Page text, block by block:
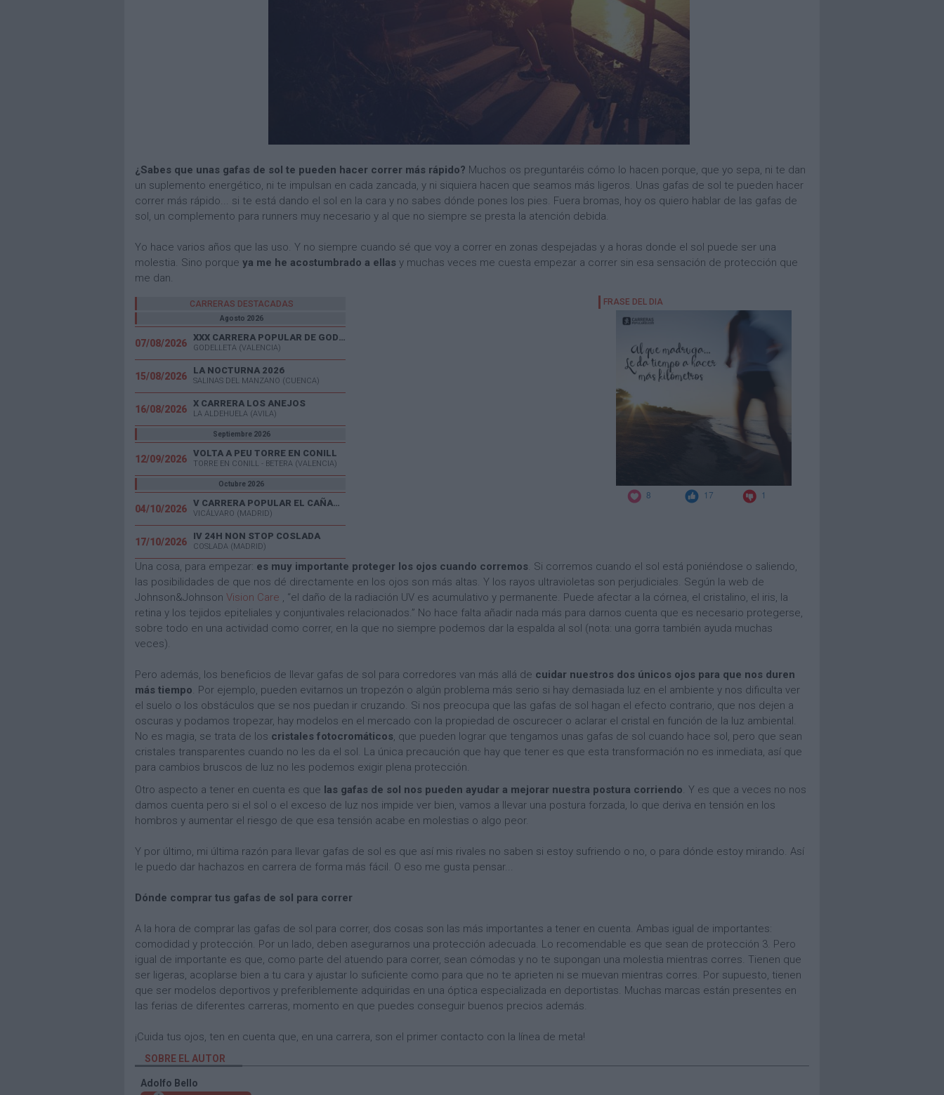
¿Sabes que unas gafas de sol te pueden hacer correr más rápido? Muchos os preguntaréis cómo lo hacen porque, que yo sepa, ni te dan
un suplemento energético, ni te impulsan en cada zancada, y ni siquiera hacen que seamos más ligeros. Unas gafas de sol te pueden hacer
correr más rápido... si te está dando el sol en la cara y no sabes dónde pones los pies. Fuera bromas, hoy os quiero hablar de las gafas de
sol, un complemento para runners muy necesario y al que no siempre se presta la atención debida.
Yo hace varios años que las uso. Y no siempre cuando sé que voy a correr en zonas despejadas y a horas donde el sol puede ser una
molestia. Sino porque ya me he acostumbrado a ellas y muchas veces me cuesta empezar a correr sin esa sensación de protección que
me dan.
CARRERAS DESTACADAS
Agosto 2026
07/08/2026
XXX CARRERA POPULAR DE GODELLETA
GODELLETA (VALENCIA)
15/08/2026
LA NOCTURNA 2026
SALINAS DEL MANZANO (CUENCA)
16/08/2026
X CARRERA LOS ANEJOS
LA ALDEHUELA (AVILA)
Septiembre 2026
12/09/2026
VOLTA A PEU TORRE EN CONILL
TORRE EN CONILL - BETERA (VALENCIA)
Octubre 2026
04/10/2026
V CARRERA POPULAR EL CAÑAVERAL
VICÁLVARO (MADRID)
17/10/2026
IV 24H NON STOP COSLADA
COSLADA (MADRID)
Una cosa, para empezar: es muy importante proteger los ojos cuando corremos. Si corremos cuando el sol está poniéndose o saliendo,
las posibilidades de que nos dé directamente en los ojos son más altas. Y los rayos ultravioletas son perjudiciales. Según la web de
Johnson&Johnson Vision Care , “el daño de la radiación UV es acumulativo y permanente. Puede afectar a la córnea, el cristalino, el iris, la
retina y los tejidos epiteliales y conjuntivales relacionados.” No hace falta añadir nada más para darnos cuenta que es necesario protegerse,
sobre todo en una actividad como correr, en la que no siempre podemos dar la espalda al sol (nota: una gorra también ayuda muchas
veces).
Pero además, los beneficios de llevar gafas de sol para corredores van más allá de cuidar nuestros dos únicos ojos para que nos duren
más tiempo. Por ejemplo, pueden evitarnos un tropezón o algún problema más serio si hay demasiada luz en el ambiente y nos dificulta ver
el suelo o los obstáculos que se nos puedan ir cruzando. Si nos preocupa que las gafas de sol hagan el efecto contrario, que nos dejen a
oscuras y podamos tropezar, hay modelos en el mercado con la propiedad de oscurecer o aclarar el cristal en función de la luz ambiental.
No es magia, se trata de los cristales fotocromáticos, que pueden lograr que tengamos unas gafas de sol cuando hace sol, pero que sean
cristales transparentes cuando no les da el sol. La única precaución que hay que tener es que esta transformación no es inmediata, así que
para cambios bruscos de luz no les podemos exigir plena protección.
Otro aspecto a tener en cuenta es que las gafas de sol nos pueden ayudar a mejorar nuestra postura corriendo. Y es que a veces no nos
damos cuenta pero si el sol o el exceso de luz nos impide ver bien, vamos a llevar una postura forzada, lo que deriva en tensión en los
hombros y aumentar el riesgo de que esa tensión acabe en molestias o algo peor.
Y por último, mi última razón para llevar gafas de sol es que así mis rivales no saben si estoy sufriendo o no, o para dónde estoy mirando. Así
le puedo dar hachazos en carrera de forma más fácil. O eso me gusta pensar...
Dónde comprar tus gafas de sol para correr
A la hora de comprar las gafas de sol para correr, dos cosas son las más importantes a tener en cuenta. Ambas igual de importantes:
comodidad y protección. Por un lado, deben asegurarnos una protección adecuada. Lo recomendable es que sean de protección 3. Pero
igual de importante es que, como parte del atuendo para correr, sean cómodas y no te supongan una molestia mientras corres. Tienen que
ser ligeras, acoplarse bien a tu cara y ajustar lo suficiente como para que no te aprieten ni se muevan mientras corres. Por supuesto, tienen
que ser modelos deportivos y preferiblemente adquiridas en una óptica especializada en deportistas. Muchas marcas están presentes en
las ferias de diferentes carreras, momento en que puedes conseguir buenos precios además.
¡Cuida tus ojos, ten en cuenta que, en una carrera, son el primer contacto con la línea de meta!
SOBRE EL AUTOR
Adolfo Bello